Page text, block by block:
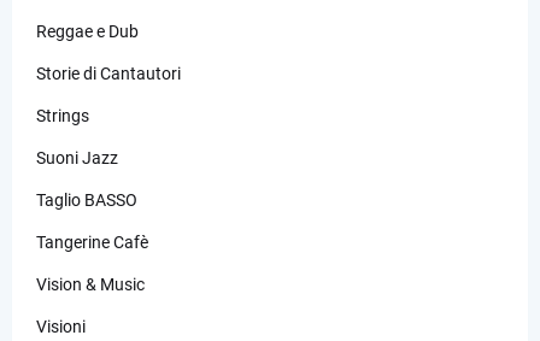
Reggae e Dub
Storie di Cantautori
Strings
Suoni Jazz
Taglio BASSO
Tangerine Cafè
Vision & Music
Visioni